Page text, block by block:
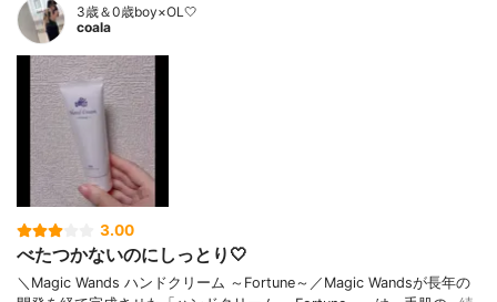
3歳＆0歳boy×OL🤍
coala
3.00
べたつかないのにしっとり🤍
＼Magic Wands ハンドクリーム ～Fortune～／Magic Wandsが長年の